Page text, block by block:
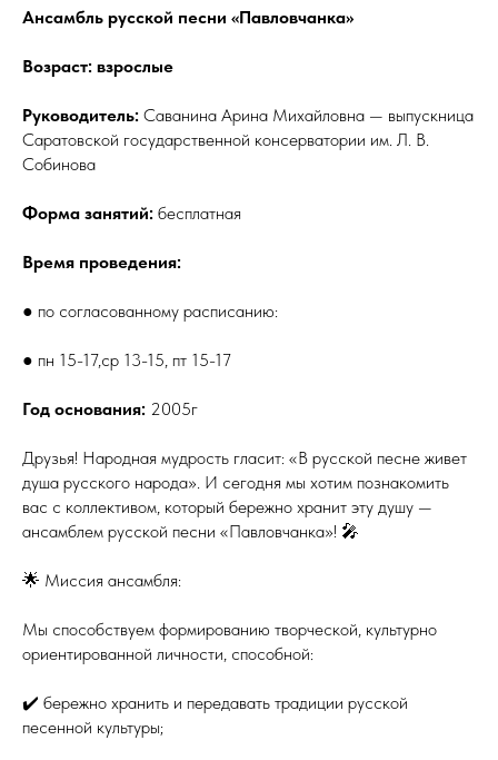
Ансамбль русской песни «Павловчанка»
Возраст: взрослые
Руководитель: Саванина Арина Михайловна — выпускница
Саратовской государственной консерватории им. Л. В.
Собинова
Форма занятий: бесплатная
Время проведения:
● по согласованному расписанию:
● пн 15-17,ср 13-15, пт 15-17
Год основания: 2005г
Друзья! Народная мудрость гласит: «В русской песне живет
душа русского народа». И сегодня мы хотим познакомить
вас с коллективом, который бережно хранит эту душу —
ансамблем русской песни «Павловчанка»! 🎤
🌟 Миссия ансамбля:
Мы способствуем формированию творческой, культурно
ориентированной личности, способной:
✔️ бережно хранить и передавать традиции русской
песенной культуры;